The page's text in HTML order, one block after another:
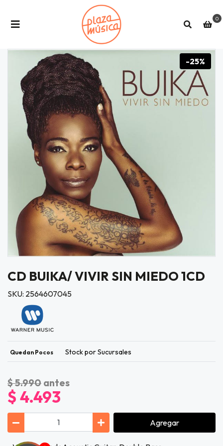
0
-25%
CD BUIKA/ VIVIR SIN MIEDO 1CD
SKU: 2564607045
Quedan Pocos Stock por Sucursales
$ 5.990 antes
$ 4.493
Agregar